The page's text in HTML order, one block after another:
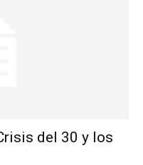
del 30 y los